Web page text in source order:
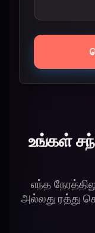
உங்கள்
எந்த
அல்லது ரத்து